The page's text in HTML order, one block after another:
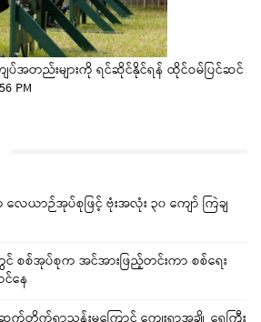
ျပ်အတည်းများကို ရင်ဆိုင်နိုင်ရန် ထိုင်ဝမ်ပြင်ဆင်
PM
ေယာဉ်အုပ်စုဖြင့် ဗုံးအလုံး ၃၀ ကျော် ကြဲချ
တွင် စစ်အုပ်စုက အင်အားဖြည့်တင်းကာ စစ်ရေး
င်နေ